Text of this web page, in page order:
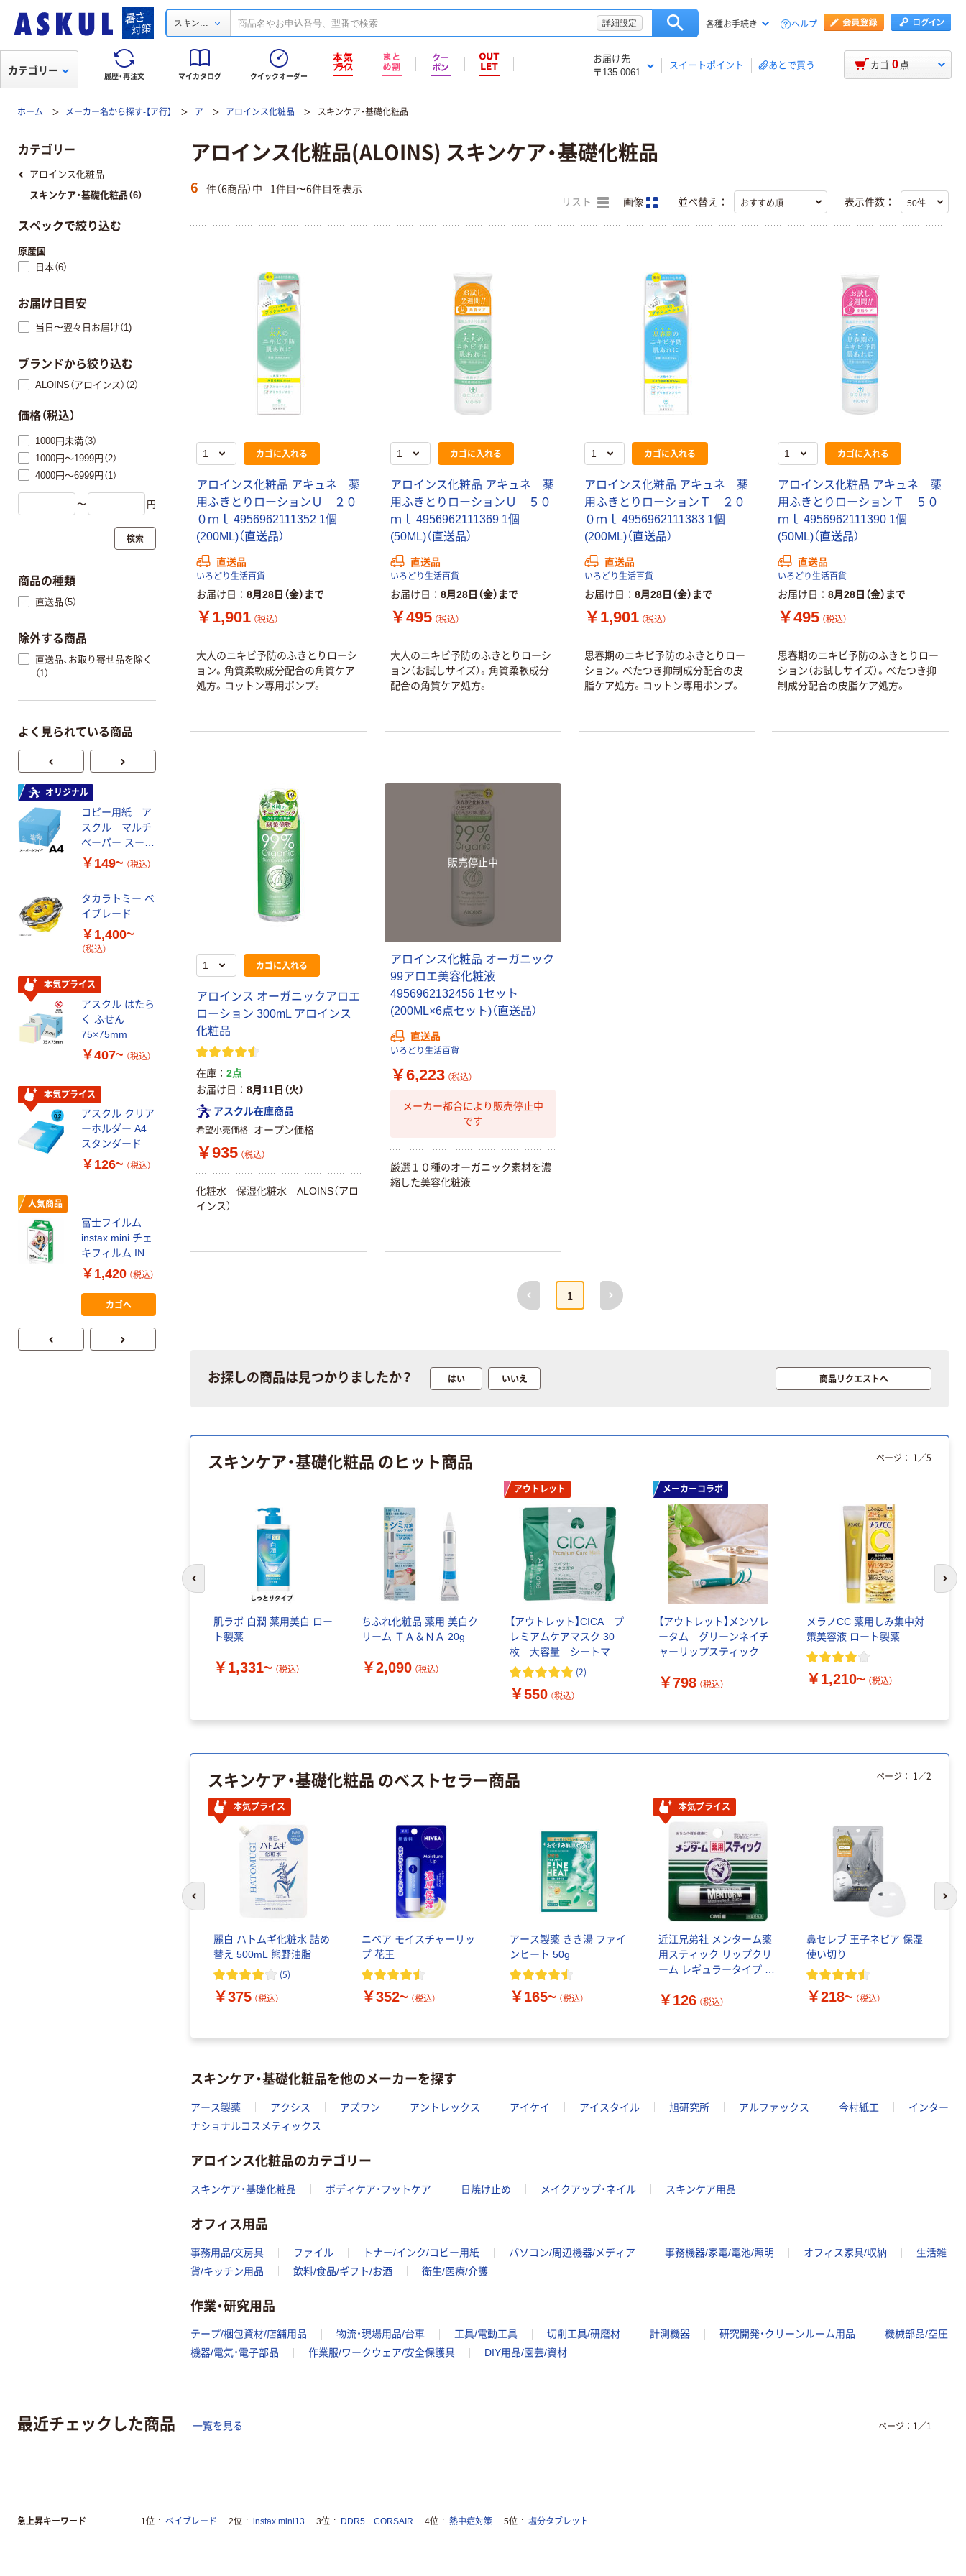
スキン... 詳細設定 各種お手続き ヘルプ
履歴・再注文 マイカタログ クイックオーダー
お届け先
〒135-0061
スイートポイント あとで買う
カテゴリー カゴ 0 点
ホーム メーカー名から探す-【ア行】 ア アロインス化粧品 スキンケア・基礎化粧品
アロインス化粧品(ALOINS) スキンケア・基礎化粧品
6 件（6商品）中 1件目〜6件目を表示
リスト 画像 並べ替え： 表示件数：
カゴに入れる
アロインス化粧品 アキュネ 薬
用ふきとりローションＵ ２０
０ｍｌ 4956962111352 1個
(200ML)（直送品）
直送品
いろどり生活百貨
お届け日 8月28日（金）まで
￥1,901 （税込）
大人のニキビ予防のふきとりローシ
ョン。角質柔軟成分配合の角質ケア
処方。コットン専用ポンプ。
カゴに入れる
アロインス化粧品 アキュネ 薬
用ふきとりローションＵ ５０
ｍｌ 4956962111369 1個
(50ML)（直送品）
直送品
いろどり生活百貨
お届け日 8月28日（金）まで
￥495 （税込）
大人のニキビ予防のふきとりローシ
ョン（お試しサイズ）。角質柔軟成分
配合の角質ケア処方。
カゴに入れる
アロインス化粧品 アキュネ 薬
用ふきとりローションＴ ２０
０ｍｌ 4956962111383 1個
(200ML)（直送品）
直送品
いろどり生活百貨
お届け日 8月28日（金）まで
￥1,901 （税込）
思春期のニキビ予防のふきとりロー
ション。べたつき抑制成分配合の皮
脂ケア処方。コットン専用ポンプ。
カゴに入れる
アロインス化粧品 アキュネ 薬
用ふきとりローションＴ ５０
ｍｌ 4956962111390 1個
(50ML)（直送品）
直送品
いろどり生活百貨
お届け日 8月28日（金）まで
￥495 （税込）
思春期のニキビ予防のふきとりロー
ション（お試しサイズ）。べたつき抑
制成分配合の皮脂ケア処方。
カゴに入れる
アロインス オーガニックアロエ
ローション 300mL アロインス
化粧品
在庫
2点
お届け日
8月11日（火）
アスクル在庫商品
希望小売価格 オープン価格
￥935 （税込）
化粧水 保湿化粧水 ALOINS（アロ
インス）
販売停止中
アロインス化粧品 オーガニック
99アロエ美容化粧液
4956962132456 1セット
(200ML×6点セット)（直送品）
直送品
いろどり生活百貨
￥6,223 （税込）
メーカー都合により販売停止中
です
厳選１０種のオーガニック素材を濃
縮した美容化粧液
前へ
1
次へ
お探しの商品は見つかりましたか？ はい いいえ 商品リクエストへ
スキンケア・基礎化粧品 のヒット商品
肌ラボ 白潤 薬用美白 ロー
ト製薬
￥1,331~ （税込）
ちふれ化粧品 薬用 美白ク
リーム ＴＡ＆ＮＡ 20g
￥2,090 （税込）
アウトレット
【アウトレット】CICA プ
レミアムケアマスク 30
枚 大容量 シートマス
ク パック MDSKIN
(2)
￥550 （税込）
メーカーコラボ
【アウトレット】メンソレ
ータム グリーンネイチ
ャーリップスティック
￥798 （税込）
メラノCC 薬用しみ集中対
策美容液 ロート製薬
￥1,210~ （税込）
ページ： 1／5
前のスライドへ 次
スキンケア・基礎化粧品 のベストセラー商品
本気プライス
麗白 ハトムギ化粧水 詰め
替え 500mL 熊野油脂
(5)
￥375 （税込）
ニベア モイスチャーリッ
プ 花王
￥352~ （税込）
アース製薬 きき湯 ファイ
ンヒート 50g
￥165~ （税込）
本気プライス
近江兄弟社 メンターム薬
用スティック リップクリ
ーム レギュラータイプ 4g
￥126 （税込）
鼻セレブ 王子ネピア 保湿
使い切り
￥218~ （税込）
ページ： 1 ／2
前のスライドへ 次
スキンケア・基礎化粧品を他のメーカーを探す
アース製薬 アクシス アズワン アントレックス アイケイ アイスタイル 旭研究所 アルファックス 今村紙工
インター
ナショナルコスメティックス
アロインス化粧品のカテゴリー
スキンケア・基礎化粧品 ボディケア・フットケア 日焼け止め メイクアップ・ネイル スキンケア用品
オフィス用品
事務用品/文房具 ファイル トナー/インク/コピー用紙 パソコン/周辺機器/メディア 事務機器/家電/電池/照明 オフィス家具/収納
生活雑
貨/キッチン用品
飲料/食品/ギフト/お酒 衛生/医療/介護
作業・研究用品
テープ/梱包資材/店舗用品 物流・現場用品/台車 工具/電動工具 切削工具/研磨材 計測機器 研究開発・クリーンルーム用品
機械部品/空圧
機器/電気・電子部品
作業服/ワークウェア/安全保護具 DIY用品/園芸/資材
カテゴリー
アロインス化粧品
スキンケア・基礎化粧品（6）
スペックで絞り込む
原産国
日本（6）
お届け日目安
当日〜翌々日お届け（1)
ブランドから絞り込む
ALOINS（アロインス）（2）
価格（税込）
1000円未満（3）
1000円～1999円（2）
4000円～6999円（1）
〜 円
検索
商品の種類
直送品（5）
除外する商品
直送品、お取り寄せ品を除く
（1）
よく見られている商品
オリジナル
コピー用紙 ア
スクル マルチ
ペーパー スーパ
ーホワイト+
￥149~ （税込）
タカラトミー ベ
イブレード
￥1,400~
（税込）
本気プライス
アスクル はたら
く ふせん
75×75mm
￥407~ （税込）
本気プライス
アスクル クリア
ーホルダー A4
スタンダード
￥126~ （税込）
人気商品
富士フイルム
instax mini チェ
キフィルム INS
MINI JP1 1パッ
ク（10枚入り）
￥1,420 （税込）
カゴへ
ゴミ袋 エコノミ
ータイプ 乳白半
透明 高密度タイ
プ 詰替用 バイ
オマス素材10％
￥616~ （税込）
乾電池 単3
電池 北欧パッ
ケージ アスク
￥140~
本気プライス
パー ボックス
150組 5箱入 ア
スクル スマート
コンパクト ビ
ビッド PEFC認
￥328~ （税込）
オリジナル
ルチペーパー
ミー+
￥149~ （税込）
【ガムテープ】ア
アスクル はたら
（税込）
トイレットペー
ｍ 再生紙
100% 6ロール
リサイクル100
芯あり FSC認
証
￥460~ （税込）
オリジナル
乾電池 単4
形 アルカリ乾
ケージ アスク
￥140~ （税込）
トフィルム A4
サイズ
￥458~
ペーパータオル
ぞ。」 緑茶
オリジナル
INS MINI 13
￥12,100~
経口補水液 オー
￥159~ （税込）
最近チェックした商品 一覧を見る ページ： 1／1
急上昇キーワード 1位 ベイブレード 2位 instax mini13 3位 DDR5 CORSAIR 4位 熱中症対策 5位 塩分タブレット